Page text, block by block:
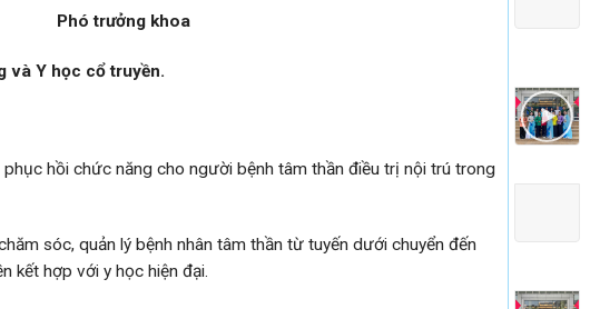
Phó trưởng khoa
và Y học cổ truyền.
hồi chức năng cho người bệnh tâm thần điều trị nội trú trong
sóc, quản lý bệnh nhân tâm thần từ tuyến dưới chuyển đến
kết hợp với y học hiện đại.